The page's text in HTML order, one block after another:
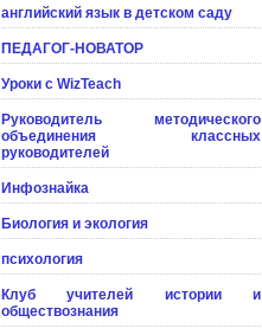
английский язык в детском саду
ПЕДАГОГ-НОВАТОР
Уроки с WizTeach
Руководитель методического
объединения классных
руководителей
Инфознайка
Биология и экология
психология
Клуб учителей истории и
обществознания